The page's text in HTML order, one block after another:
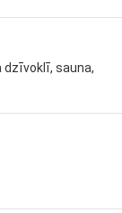
dzīvoklī, sauna,